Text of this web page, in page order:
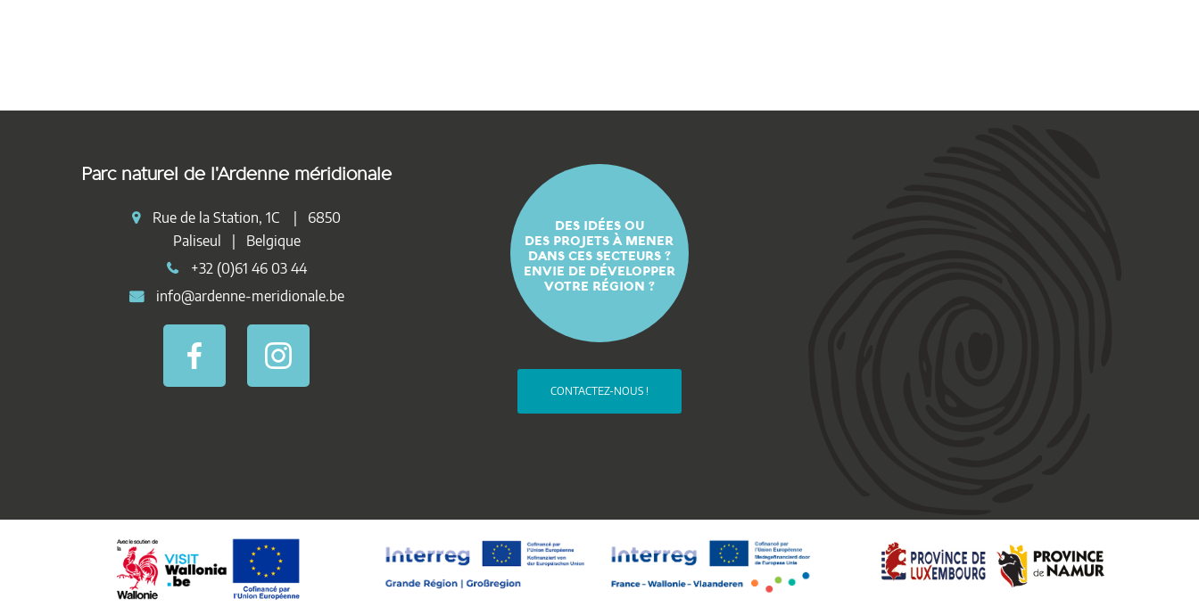
Parc naturel de l'Ardenne méridionale
Rue de la Station, 1C | 6850
Paliseul | Belgique
+32 (0)61 46 03 44
info@ardenne-meridionale.be
DES IDÉES OU
DES PROJETS À MENER
DANS CES SECTEURS ?
ENVIE DE DÉVELOPPER
VOTRE RÉGION ?
CONTACTEZ-NOUS !